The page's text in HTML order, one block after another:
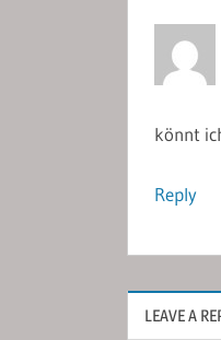
könnt
Reply
LEAVE A